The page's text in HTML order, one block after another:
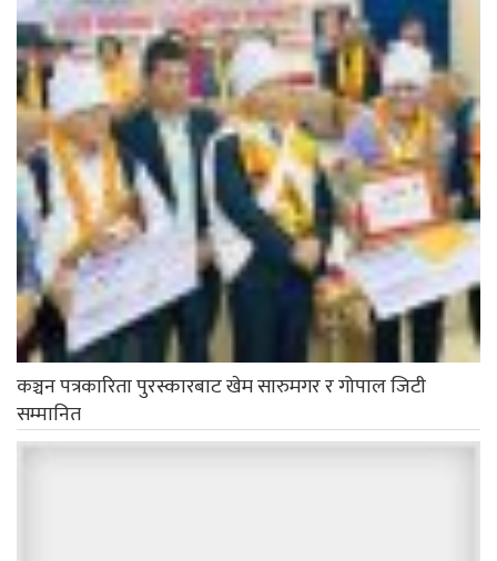
कञ्चन पत्रकारिता पुरस्कारबाट खेम सारुमगर र गोपाल जिटी
सम्मानित